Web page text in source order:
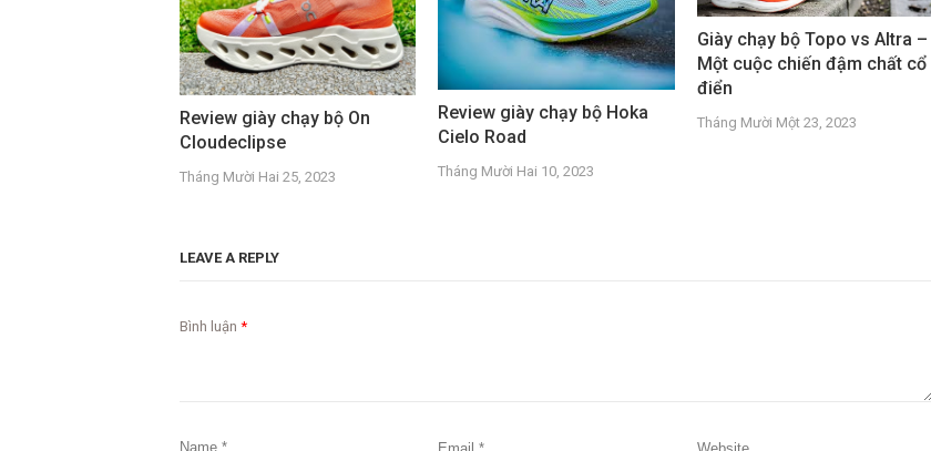
Review giày chạy bộ On
Cloudeclipse
Tháng Mười Hai 25, 2023
Review giày chạy bộ Hoka
Cielo Road
Tháng Mười Hai 10, 2023
Giày chạy bộ Topo vs Altra –
Một cuộc chiến đậm chất cổ
điển
Tháng Mười Một 23, 2023
LEAVE A REPLY
Bình luận *